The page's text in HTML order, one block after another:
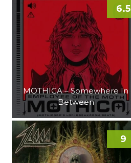
MOTHICA – Somewhere In
Between
6.5
9